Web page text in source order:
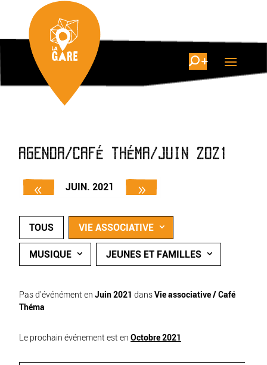
AGENDA/CAFÉ THÉMA/JUIN 2021
JUIN. 2021
TOUS VIE ASSOCIATIVE
MUSIQUE JEUNES ET FAMILLES
Pas d'événément en Juin 2021 dansVie associative / Café
Théma
Le prochain événement est en Octobre 2021